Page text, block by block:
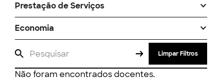
Prestação de Serviços
Economia
Limpar Filtros
Não foram encontrados docentes.